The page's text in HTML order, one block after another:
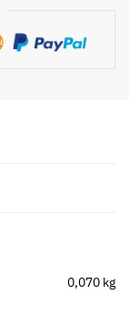
0,070 kg